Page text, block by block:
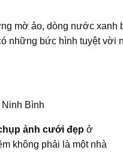
mờ ảo, dòng nước
những bức hình tuyệt vời
Bình
ảnh cưới đẹp ở
không phải là một nhà